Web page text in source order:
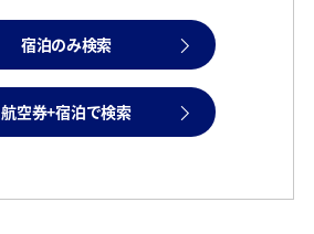
宿泊のみ検索
航空券+宿泊で検索